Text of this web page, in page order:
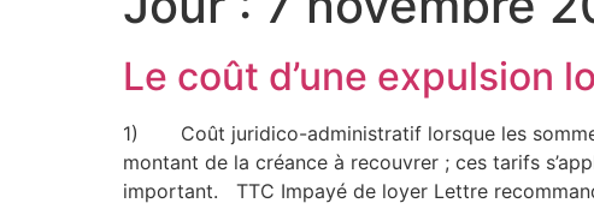
Le coût d’une expulsion
1) Coût juridico-administratif lorsque les
montant de la créance à recouvrer ; ces tarifs
important. TTC Impayé de loyer Lettre